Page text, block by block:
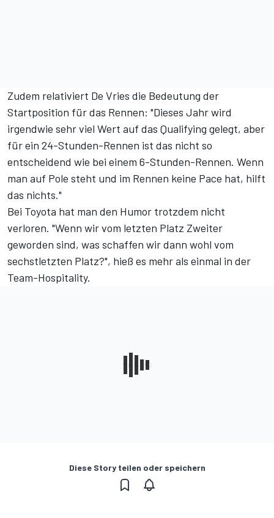
Zudem relativiert De Vries die Bedeutung der
Startposition für das Rennen: "Dieses Jahr wird
irgendwie sehr viel Wert auf das Qualifying gelegt, aber
für ein 24-Stunden-Rennen ist das nicht so
entscheidend wie bei einem 6-Stunden-Rennen. Wenn
man auf Pole steht und im Rennen keine Pace hat, hilft
das nichts."
Bei Toyota hat man den Humor trotzdem nicht
verloren. "Wenn wir vom letzten Platz Zweiter
geworden sind, was schaffen wir dann wohl vom
sechstletzten Platz?", hieß es mehr als einmal in der
Team-Hospitality.
Diese Story teilen oder speichern